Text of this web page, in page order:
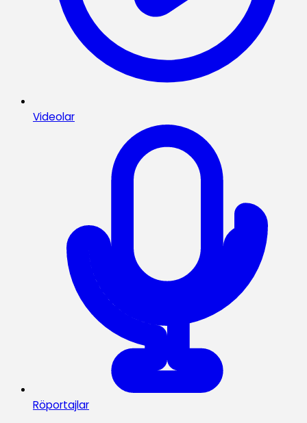
Videolar
Röportajlar